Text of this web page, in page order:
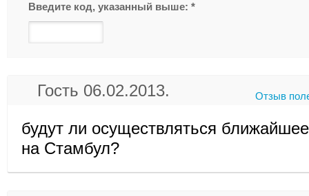
Введите код, указанный выше: *
Гость 06.02.2013. Отзыв
будут ли осуществляться
на Стамбул?